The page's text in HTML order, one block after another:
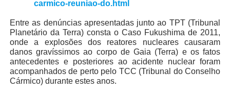
carmico-reuniao-do.html
Entre as denúncias apresentadas junto ao TPT (Tribunal
Planetário da Terra) consta o Caso Fukushima de 2011,
onde a explosões dos reatores nucleares causaram
danos gravíssimos ao corpo de Gaia (Terra) e os fatos
antecedentes e posteriores ao acidente nuclear foram
acompanhados de perto pelo TCC (Tribunal do Conselho
Cármico) durante estes anos.